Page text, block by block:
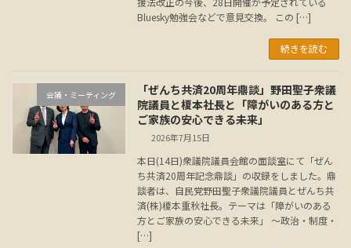
Bluesky勉強会などで意見交換。 この […]
続きを読む
会議・ミーティング
「ぜんち共済20周年鼎談」野田聖子衆議
院議員と榎本社長と「障がいのある方と
ご家族の安心できる未来」
2026年7月15日
本日(14日)衆議院議員会館の面談室にて「ぜん
ち共済20周年記念鼎談」の収録をしました。鼎
談者は、自民党野田聖子衆議院議員とぜんち共
済(株)榎本重秋社長。テーマは「障がいのある
方とご家族の安心できる未来」 ～政治・制度・
[…]